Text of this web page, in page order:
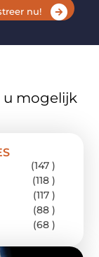
nu!
u mogelijk
(147 )
(118 )
(117 )
(88 )
(68 )